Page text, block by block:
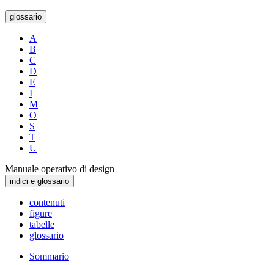
glossario
A
B
C
D
E
I
M
O
S
T
U
Manuale operativo di design
indici e glossario
contenuti
figure
tabelle
glossario
Sommario